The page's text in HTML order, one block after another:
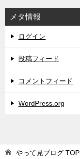
メタ情報
ログイン
投稿フィード
コメントフィード
WordPress.org
やって見ブログ TOP